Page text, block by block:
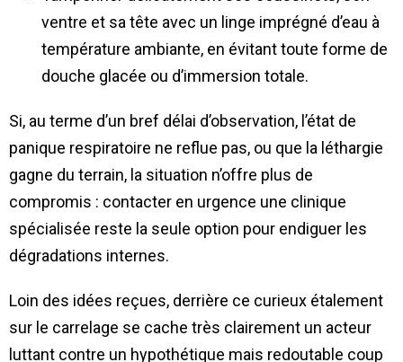
ventre et sa tête avec un linge imprégné d’eau à
température ambiante, en évitant toute forme de
douche glacée ou d’immersion totale.
Si, au terme d’un bref délai d’observation, l’état de
panique respiratoire ne reflue pas, ou que la léthargie
gagne du terrain, la situation n’offre plus de
compromis : contacter en urgence une clinique
spécialisée reste la seule option pour endiguer les
dégradations internes.
Loin des idées reçues, derrière ce curieux étalement
sur le carrelage se cache très clairement un acteur
luttant contre un hypothétique mais redoutable coup